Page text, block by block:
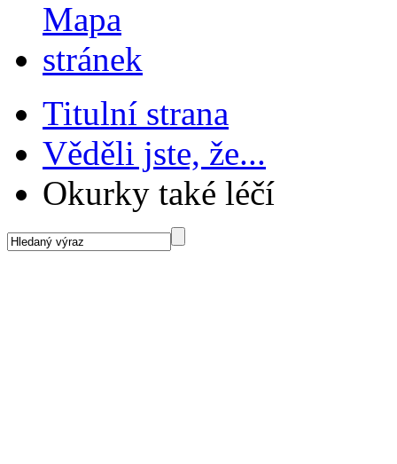
Titulní strana
Věděli jste, že...
Okurky také léčí